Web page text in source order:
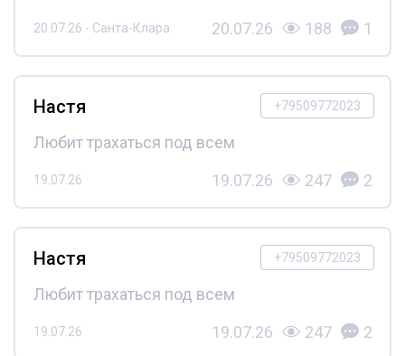
20.07.26 - Санта-Клара 20.07.26 188 1
+79509772023
Настя
Любит трахаться под всем
19.07.26 19.07.26 247 2
+79509772023
Настя
Любит трахаться под всем
19.07.26 19.07.26 247 2